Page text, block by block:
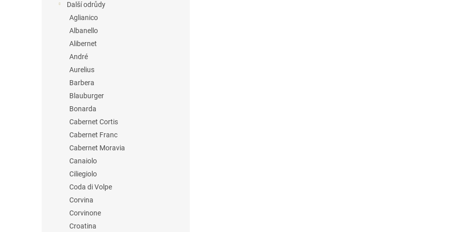
Další odrůdy
Aglianico
Albanello
Alibernet
André
Aurelius
Barbera
Blauburger
Bonarda
Cabernet Cortis
Cabernet Franc
Cabernet Moravia
Canaiolo
Ciliegiolo
Coda di Volpe
Corvina
Corvinone
Croatina